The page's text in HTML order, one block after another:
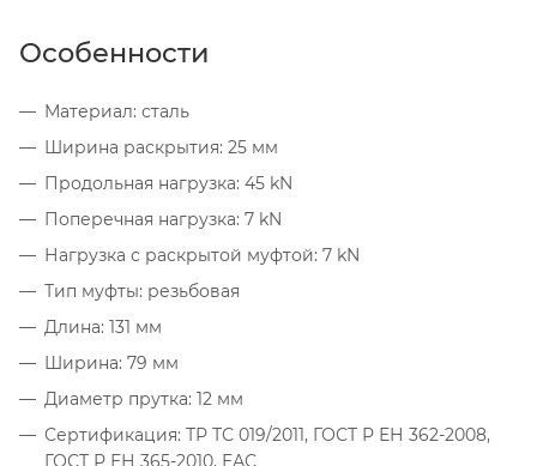
Особенности
Материал: сталь
Ширина раскрытия: 25 мм
Продольная нагрузка: 45 kN
Поперечная нагрузка: 7 kN
Нагрузка с раскрытой муфтой: 7 kN
Тип муфты: резьбовая
Длина: 131 мм
Ширина: 79 мм
Диаметр прутка: 12 мм
Сертификация: ТР ТС 019/2011, ГОСТ Р ЕН 362-2008,